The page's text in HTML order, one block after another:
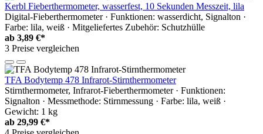
Kerbl Fieberthermometer, wasserfest, 10 Sekunden Messzeit, lila
Digital-Fieberthermometer · Funktionen: wasserdicht, Signalton ·
Farbe: lila, weiß · Mitgeliefertes Zubehör: Schutzhülle
ab 3,89 €*
3 Preise vergleichen
TFA Bodytemp 478 Infrarot-Stirnthermometer
Stirnthermometer, Infrarot-Fieberthermometer · Funktionen:
Signalton · Messmethode: Stirnmessung · Farbe: lila, weiß ·
Gewicht: 1 kg
ab 29,99 €*